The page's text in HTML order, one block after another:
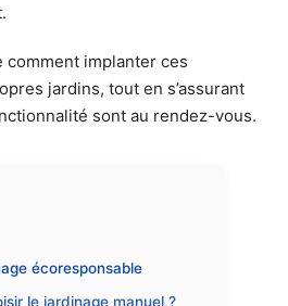
comment implanter ces
jardins, tout en s’assurant
sont au rendez-vous.
écoresponsable
le jardinage manuel ?